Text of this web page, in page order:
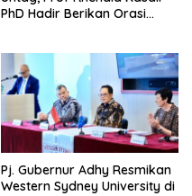
PhD Hadir Berikan Orasi
Pj. Gubernur Adhy Resmikan
Western Sydney University di